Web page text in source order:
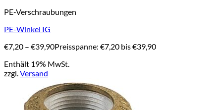
PE-Verschraubungen
PE-Winkel IG
€7,20 – €39,90Preisspanne: €7,20 bis €39,90
Enthält 19% MwSt.
zzgl.Versand